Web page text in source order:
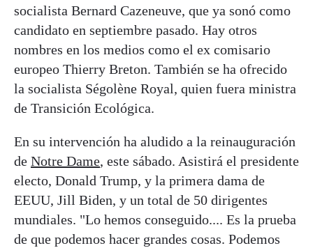
socialista Bernard Cazeneuve, que ya sonó como
candidato en septiembre pasado. Hay otros
nombres en los medios como el ex comisario
europeo Thierry Breton. También se ha ofrecido
la socialista Ségolène Royal, quien fuera ministra
de Transición Ecológica.
En su intervención ha aludido a la reinauguración
de Notre Dame, este sábado. Asistirá el presidente
electo, Donald Trump, y la primera dama de
EEUU, Jill Biden, y un total de 50 dirigentes
mundiales. "Lo hemos conseguido.... Es la prueba
de que podemos hacer grandes cosas. Podemos